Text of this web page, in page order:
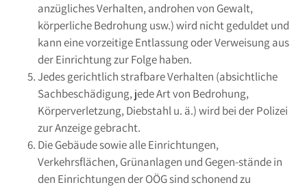
anzügliches Verhalten, androhen von Gewalt,
körperliche Bedrohung usw.) wird nicht geduldet und
kann eine vorzeitige Entlassung oder Verweisung aus
der Einrichtung zur Folge haben.
Jedes gerichtlich strafbare Verhalten (absichtliche
Sachbeschädigung, jede Art von Bedrohung,
Körperverletzung, Diebstahl u. ä.) wird bei der Polizei
zur Anzeige gebracht.
Die Gebäude sowie alle Einrichtungen,
Verkehrsflächen, Grünanlagen und Gegen-stände in
den Einrichtungen der OÖG sind schonend zu